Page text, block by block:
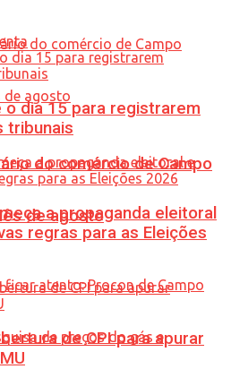
do comércio de Campo
de agosto
dia 15 para registrarem
tribunais
a propaganda eleitoral
regras para as Eleições
de CPI para apurar